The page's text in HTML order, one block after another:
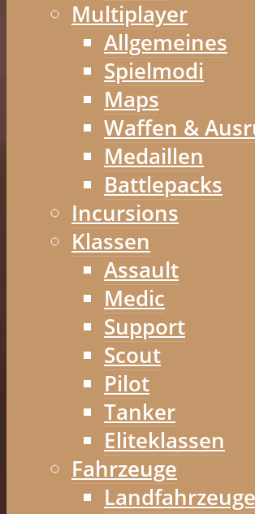
Multiplayer
Allgemeines
Spielmodi
Maps
Waffen &
Medaillen
Battlepacks
Incursions
Klassen
Assault
Medic
Support
Scout
Pilot
Tanker
Eliteklassen
Fahrzeuge
Landfahrzeuge